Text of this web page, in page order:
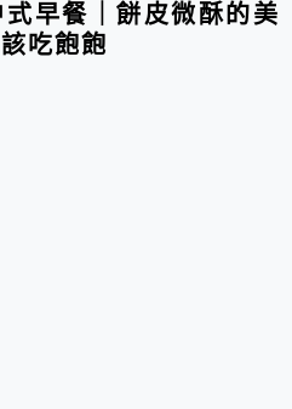
式早餐｜餅皮微酥的美
吃飽飽